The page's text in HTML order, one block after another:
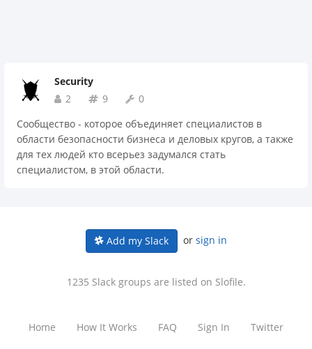
Security
2
9
0
Сообщество - которое объединяет специалистов в
области безопасности бизнеса и деловых кругов, а также
для тех людей кто всерьез задумался стать
специалистом, в этой области.
Add my Slack or sign in
1235 Slack groups are listed on Slofile.
Home How It Works FAQ Sign In Twitter